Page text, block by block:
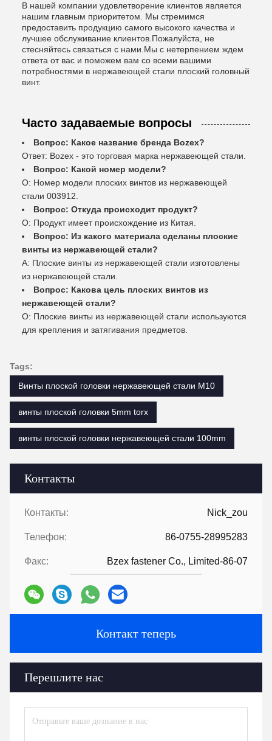
Контакты
Контакты: Nick_zou
Телефон: 86-0755-28995283
Факс: Bzex fastener Co., Limited-86-07
Контакт теперь
Перешлите нас
В нашей компании удовлетворение клиентов является
нашим главным приоритетом. Мы стремимся
предоставить продукцию самого высокого качества и
лучшее обслуживание клиентов.Пожалуйста, не
стесняйтесь связаться с нами.Мы с нетерпением ждем
ответа от вас и поможем вам со всеми вашими
потребностями в нержавеющей стали плоский головный
винт.
Часто задаваемые вопросы
Вопрос: Какое название бренда Bozex?
Ответ: Bozex - это торговая марка нержавеющей стали.
Вопрос: Какой номер модели?
О: Номер модели плоских винтов из нержавеющей
стали 003912.
Вопрос: Откуда происходит продукт?
О: Продукт имеет происхождение из Китая.
Вопрос: Из какого материала сделаны плоские
винты из нержавеющей стали?
A: Плоские винты из нержавеющей стали изготовлены
из нержавеющей стали.
Вопрос: Какова цель плоских винтов из
нержавеющей стали?
О: Плоские винты из нержавеющей стали используются
для крепления и затягивания предметов.
Tags:
Винты плоской головки нержавеющей стали M10
винты плоской головки 5mm torx
винты плоской головки нержавеющей стали 100mm